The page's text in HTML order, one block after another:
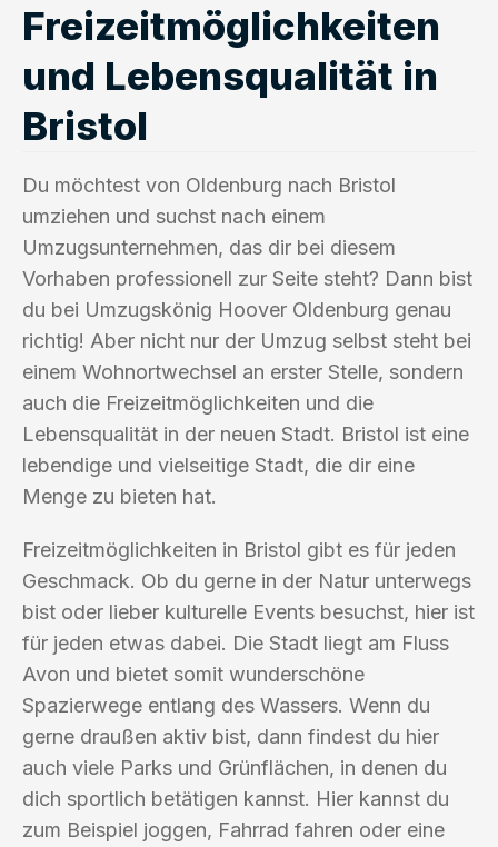
Freizeitmöglichkeiten
und Lebensqualität in
Bristol
Du möchtest von Oldenburg nach Bristol
umziehen und suchst nach einem
Umzugsunternehmen, das dir bei diesem
Vorhaben professionell zur Seite steht? Dann bist
du bei Umzugskönig Hoover Oldenburg genau
richtig! Aber nicht nur der Umzug selbst steht bei
einem Wohnortwechsel an erster Stelle, sondern
auch die Freizeitmöglichkeiten und die
Lebensqualität in der neuen Stadt. Bristol ist eine
lebendige und vielseitige Stadt, die dir eine
Menge zu bieten hat.
Freizeitmöglichkeiten in Bristol gibt es für jeden
Geschmack. Ob du gerne in der Natur unterwegs
bist oder lieber kulturelle Events besuchst, hier ist
für jeden etwas dabei. Die Stadt liegt am Fluss
Avon und bietet somit wunderschöne
Spazierwege entlang des Wassers. Wenn du
gerne draußen aktiv bist, dann findest du hier
auch viele Parks und Grünflächen, in denen du
dich sportlich betätigen kannst. Hier kannst du
zum Beispiel joggen, Fahrrad fahren oder eine